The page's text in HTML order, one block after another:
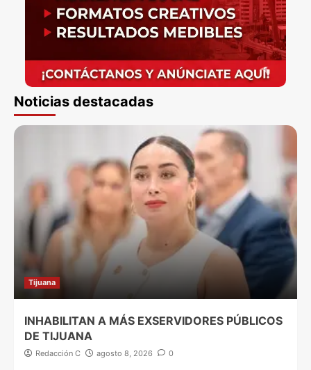
Noticias destacadas
Tijuana
INHABILITAN A MÁS EXSERVIDORES PÚBLICOS
DE TIJUANA
Redacción C agosto 8, 2026 0